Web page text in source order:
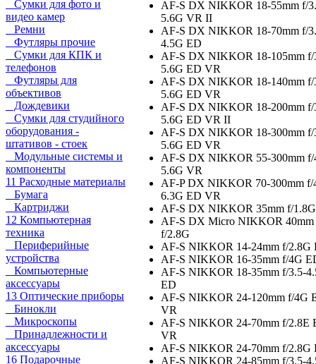
Сумки для фото и
видео камер
Ремни
Футляры прочие
Сумки для КПК и
телефонов
Футляры для
объективов
Дождевики
Сумки для студийного
оборудования -
штативов - стоек
Модульные системы и
компоненты
11 Расходные материалы
Бумага
Картриджи
12 Компьютерная
техника
Периферийные
устройства
Компьютерные
аксессуары
13 Оптические приборы
Бинокли
Микроскопы
Принадлежности и
аксессуары
16 Подарочные
AF-S DX NIKKOR 18-55mm f/
5.6G VR II
AF-S DX NIKKOR 18-70mm f/
4.5G ED
AF-S DX NIKKOR 18-105mm f/
5.6G ED VR
AF-S DX NIKKOR 18-140mm f/
5.6G ED VR
AF-S DX NIKKOR 18-200mm f/
5.6G ED VR II
AF-S DX NIKKOR 18-300mm f/
5.6G ED VR
AF-S DX NIKKOR 55-300mm f/
5.6G VR
AF-P DX NIKKOR 70-300mm f/
6.3G ED VR
AF-S DX NIKKOR 35mm f/1.8G
AF-S DX Micro NIKKOR 40mm
f/2.8G
AF-S NIKKOR 14-24mm f/2.8G
AF-S NIKKOR 16-35mm f/4G
AF-S NIKKOR 18-35mm f/3.5-
ED
AF-S NIKKOR 24-120mm f/4G
VR
AF-S NIKKOR 24-70mm f/2.8E
VR
AF-S NIKKOR 24-70mm f/2.8G
AF-S NIKKOR 24-85mm f/3.5-